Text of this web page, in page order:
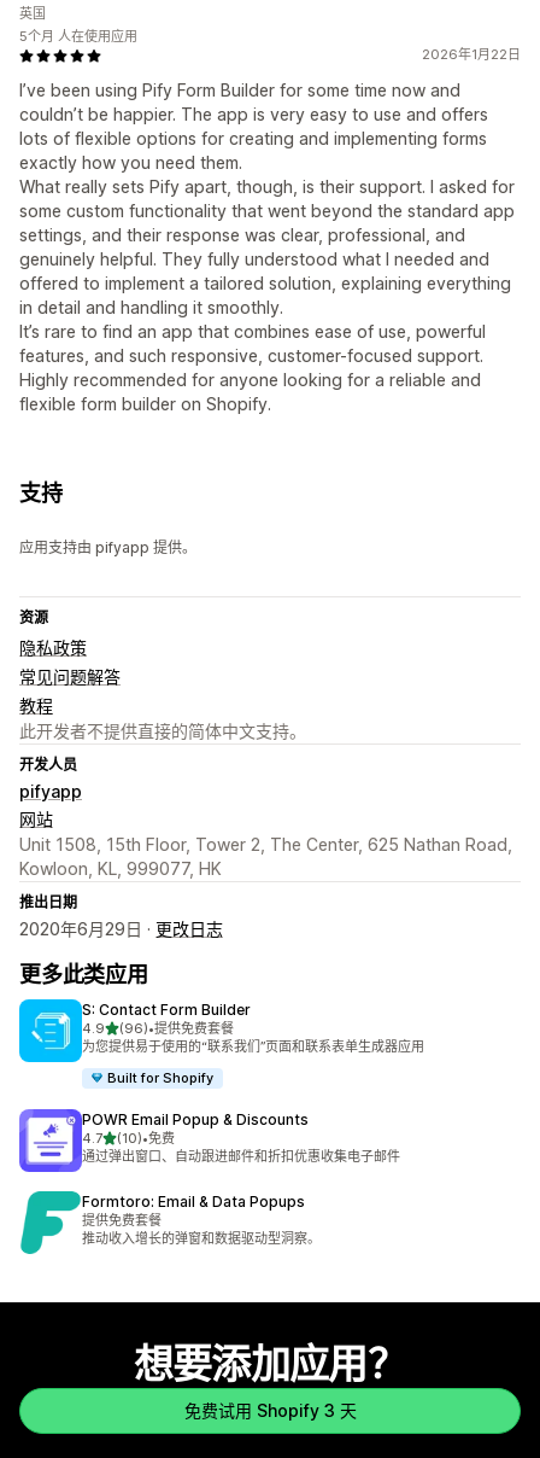
2026年1月22日
I’ve been using Pify Form Builder for some time now and
couldn’t be happier. The app is very easy to use and offers
lots of flexible options for creating and implementing forms
exactly how you need them.
What really sets Pify apart, though, is their support. I asked for
some custom functionality that went beyond the standard app
settings, and their response was clear, professional, and
genuinely helpful. They fully understood what I needed and
offered to implement a tailored solution, explaining everything
in detail and handling it smoothly.
It’s rare to find an app that combines ease of use, powerful
features, and such responsive, customer-focused support.
Highly recommended for anyone looking for a reliable and
flexible form builder on Shopify.
英国
5个月 人在使用应用
支持
应用支持由 pifyapp 提供。
资源
隐私政策
常见问题解答
教程
此开发者不提供直接的简体中文支持。
开发人员
pifyapp
网站
Unit 1508, 15th Floor, Tower 2, The Center, 625 Nathan Road,
Kowloon, KL, 999077, HK
推出日期
2020年6月29日 · 更改日志
更多此类应用
S: Contact Form Builder
4.9星（满分 5 星）
(96)
总共 96 条评论
•提供免费套餐
为您提供易于使用的“联系我们”页面和联系表单生成器应用
Built for Shopify
POWR Email Popup & Discounts
4.7星（满分 5 星）
(10)
总共 10 条评论
•免费
通过弹出窗口、自动跟进邮件和折扣优惠收集电子邮件
Formtoro: Email & Data Popups
提供免费套餐
推动收入增长的弹窗和数据驱动型洞察。
想要添加应用？
免费试用 Shopify 3 天